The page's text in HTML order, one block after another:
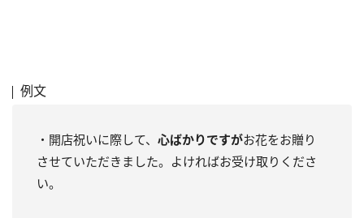
例文
・開店祝いに際して、 心ばかりですがお花をお贈り
させていただきました。よければお受け取りくださ
い。